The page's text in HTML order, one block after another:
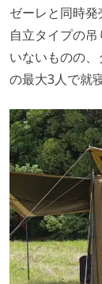
ゼーレと同時発
自立タイプの
いないものの、
の最大3人で就